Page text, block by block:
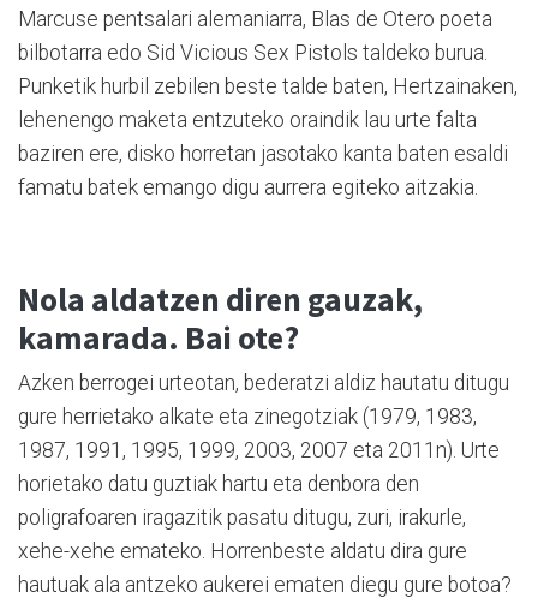
Marcuse pentsalari alemaniarra, Blas de Otero poeta
bilbotarra edo Sid Vicious Sex Pistols taldeko burua.
Punketik hurbil zebilen beste talde baten, Hertzainaken,
lehenengo maketa entzuteko oraindik lau urte falta
baziren ere, disko horretan jasotako kanta baten esaldi
famatu batek emango digu aurrera egiteko aitzakia.
Nola aldatzen diren gauzak,
kamarada. Bai ote?
Azken berrogei urteotan, bederatzi aldiz hautatu ditugu
gure herrietako alkate eta zinegotziak (1979, 1983,
1987, 1991, 1995, 1999, 2003, 2007 eta 2011n). Urte
horietako datu guztiak hartu eta denbora den
poligrafoaren iragazitik pasatu ditugu, zuri, irakurle,
xehe-xehe emateko. Horrenbeste aldatu dira gure
hautuak ala antzeko aukerei ematen diegu gure botoa?